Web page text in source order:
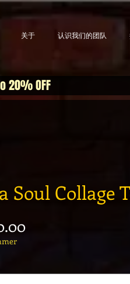
关于 认识我们的团队
20% OFF
Soul Collage
價格